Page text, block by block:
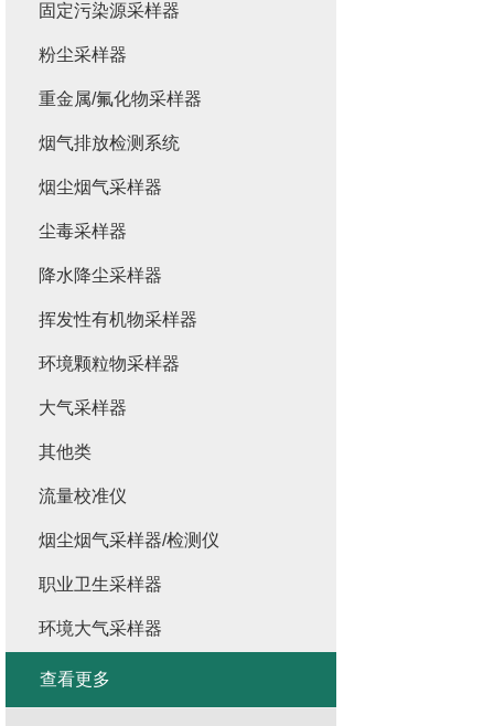
固定污染源采样器
粉尘采样器
重金属/氟化物采样器
烟气排放检测系统
烟尘烟气采样器
尘毒采样器
降水降尘采样器
挥发性有机物采样器
环境颗粒物采样器
大气采样器
其他类
流量校准仪
烟尘烟气采样器/检测仪
职业卫生采样器
环境大气采样器
查看更多